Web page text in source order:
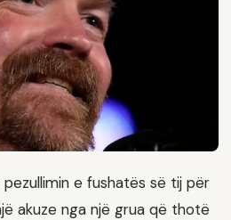
e fushatës së tij për
akuze nga një grua që thotë